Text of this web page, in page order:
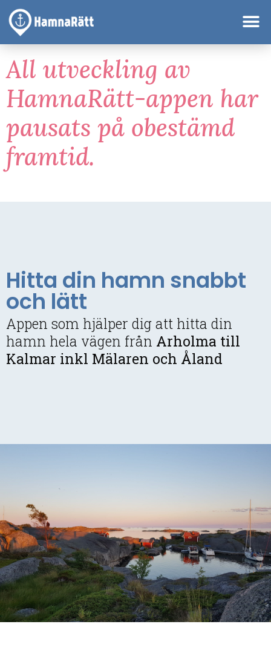
All utveckling av
HamnaRätt-appen har
pausats på obestämd
framtid.
Hitta din hamn snabbt
och lätt
Appen som hjälper dig att hitta din
hamn hela vägen från Arholma till
Kalmar inkl Mälaren och Åland